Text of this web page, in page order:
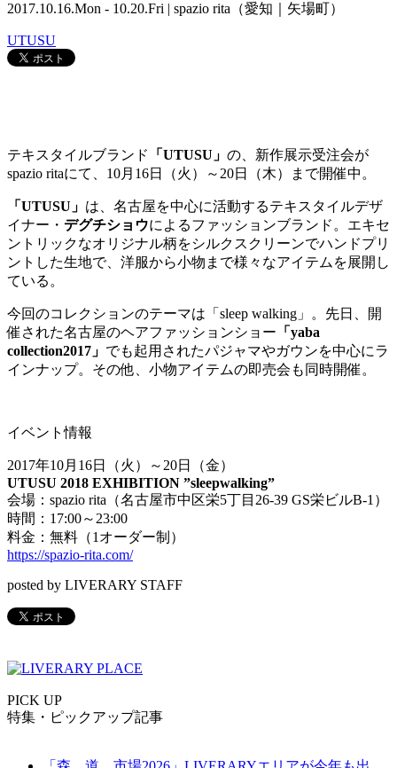
2017.10.16.Mon - 10.20.Fri | spazio rita（愛知｜矢場町）
UTUSU
テキスタイルブランド 「UTUSU」 の、新作展示受注会が
spazio ritaにて、10月16日（火）～20日（木）まで開催中。
「UTUSU」 は、名古屋を中心に活動するテキスタイルデザ
イナー・ デグチショウによるファッションブランド。エキセ
ントリックなオリジナル柄をシルクスクリーンでハンドプリ
ントした生地で、洋服から小物まで様々なアイテムを展開し
ている。
今回のコレクションのテーマは「sleep walking」。先日、開
催された名古屋のヘアファッションショー 「yaba
collection2017」 でも起用されたパジャマやガウンを中心にラ
インナップ。その他、小物アイテムの即売会も同時開催。
イベント情報
2017年10月16日（火）～20日（金）
UTUSU 2018 EXHIBITION ”sleepwalking”
会場：spazio rita（名古屋市中区栄5丁目26-39 GS栄ビルB-1）
時間：17:00～23:00
料金：無料（1オーダー制）
https://spazio-rita.com/
posted by LIVERARY STAFF
PICK UP
特集・ピックアップ記事